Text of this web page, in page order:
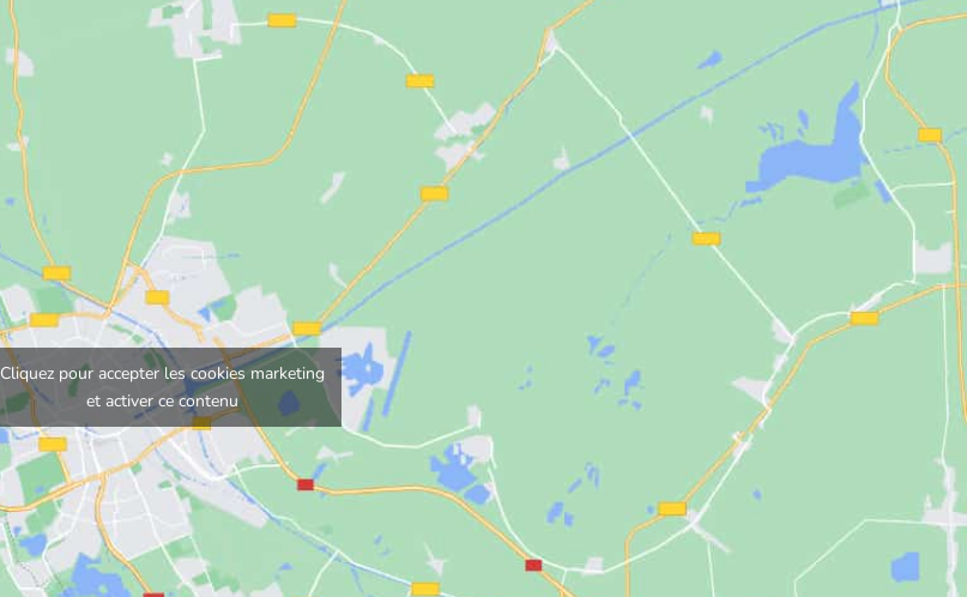
Cliquez pour accepter les cookies marketing
et activer ce contenu